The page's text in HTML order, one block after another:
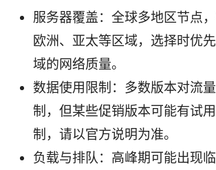
服务器覆盖：全球多地区节点，
欧洲、亚太等区域，选择时优
域的网络质量。
数据使用限制：多数版本对流
制，但某些促销版本可能有试
制，请以官方说明为准。
负载与排队：高峰期可能出现